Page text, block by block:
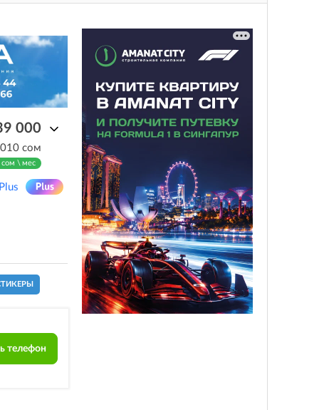
000
сом
сом \ мес
телефон